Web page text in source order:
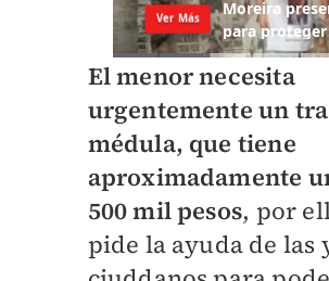
El menor necesita
urgentemente un
médula, que tiene
aproximadamente
500 mil pesos, por
pide la ayuda de las